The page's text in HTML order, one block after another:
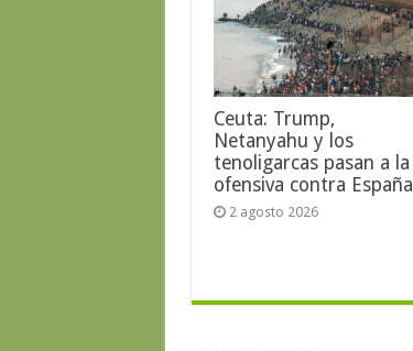
Ceuta: Trump,
Netanyahu y los
tenoligarcas pasan a la
ofensiva contra España
2 agosto 2026